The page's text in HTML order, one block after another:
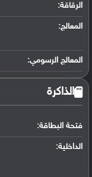
الرقاقة:
المعالج:
المعالج الرسومي:
الذاكرة
فتحة البطاقة:
الداخلية: